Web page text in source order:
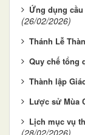
Ứng dụng
(26/02/2026)
Thánh Lễ
Quy chế tổng
Thành lập
Lược sử Mùa
Lịch mục vụ
(28/02/2026)